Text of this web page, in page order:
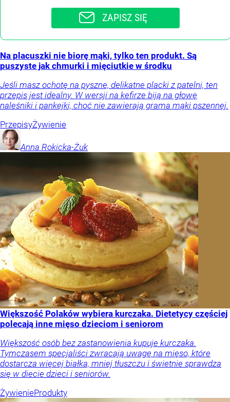
ZAPISZ SIĘ
Na placuszki nie biorę mąki, tylko ten produkt. Są
puszyste jak chmurki i mięciutkie w środku
Jeśli masz ochotę na pyszne, delikatne placki z patelni, ten
przepis jest idealny. W wersji na kefirze biją na głowę
naleśniki i pankejki, choć nie zawierają grama mąki pszennej.
PrzepisyŻywienie
Anna Rokicka-Żuk
Większość Polaków wybiera kurczaka. Dietetycy częściej
polecają inne mięso dzieciom i seniorom
Większość osób bez zastanowienia kupuje kurczaka.
Tymczasem specjaliści zwracają uwagę na mięso, które
dostarcza więcej białka, mniej tłuszczu i świetnie sprawdza
się w diecie dzieci i seniorów.
ŻywienieProdukty